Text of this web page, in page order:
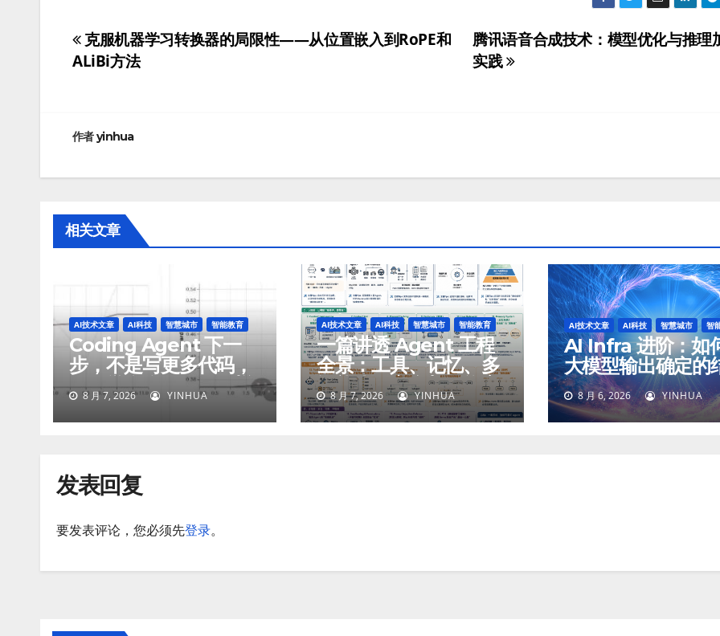
文
航
腾讯语音合成技术：模型优化与推理
实践
克服机器学习转换器的局限性——从位置嵌入到RoPE和
ALiBi方法
作者yinhua
相关文章
AI技术文章 AI科技 智慧城市 智能教育
Coding Agent 下一
步，不是写更多代码，
而是学会像工程师一样
工作
8 月 7, 2026 YINHUA
AI技术文章 AI科技 智慧城市 智能教育
一篇讲透 Agent 工程
全景：工具、记忆、多
智能体、安全与最终交
付8 月 7, 2026 YINHUA
AI技术文章 AI科技 智慧城市 智
AI Infra 进阶：如
大模型输出确定的
8 月 6, 2026 YINHUA
发表回复
要发表评论，您必须先登录。